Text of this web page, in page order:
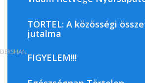
TÖRTEL: A közösségi
jutalma
FIGYELEM!!!
DERSHAN